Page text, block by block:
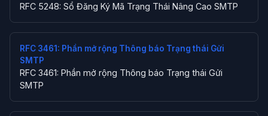
RFC 5248: Sổ Đăng Ký Mã Trạng Thái Nâng Cao SMTP
RFC 3461: Phần mở rộng Thông báo Trạng thái Gửi
SMTP
RFC 3461: Phần mở rộng Thông báo Trạng thái Gửi
SMTP